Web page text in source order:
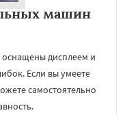
машин
дисплеем и
Если вы умеете
самостоятельно